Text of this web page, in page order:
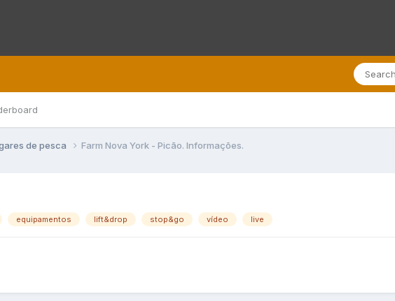
de pesca Farm Nova York - Picão. Informações.
equipamentos lift&drop stop&go vídeo live